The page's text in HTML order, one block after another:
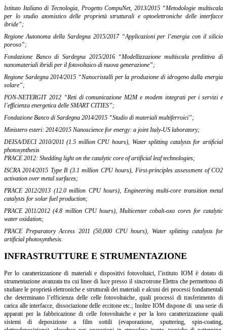
Istituto Italiano di Tecnologia, Progetto CompuNet, 2013/2015 “Metodologie multiscala
per lo studio atomistico delle proprietà strutturali e optoelettroniche delle interfacce
ibride”;
Regione Autonoma della Sardegna 2015/2017 “Applicazioni per l’energia con il silicio
poroso”;
Fondazione Banco di Sardegna 2015/2016 “Modellizzazione multiscala predittiva di
nanomateriali ibridi per il fotovoltaico di nuova generazione”;
Regione Sardegna 2014/2015 “Nanocristalli per la produzione di idrogeno dalla energia
solare”;
PON-NETERGIT 2012 “Reti di comunicazione M2M e modem integrati per i servizi e
l’efficienza energetica delle SMART CITIES”;
Fondazione Banco di Sardegna 2014/2015 “Studio di materiali multiferroici”;
Ministero esteri: 2014/2015 Nanoscience for energy: a joint Italy-US laboratory;
DEISA/DECI 2010/2011 (1.5 million CPU hours), Water splitting catalysts for artificial
photosynthesis
PRACE 2012: Shedding light on the catalytic core of artificial leaf technologies;
ISCRA 2014/2015 Type B (3.1 million CPU hours), First-principles assessment of CO2
activation over metal surfaces;
PRACE 2012/2013 (12.0 million CPU hours), Engineering multi-core transition metal
catalysts for solar fuel production;
PRACE 2011/2012 (4.8 million CPU hours), Multicenter cobalt-oxo cores for catalytic
water oxidation;
PRACE Preparatory Access 2011 (50,000 CPU hours), Water splitting catalysts for
artificial photosynthesis.
INFRASTRUTTURE E STRUMENTAZIONE
Per lo caratterizzazione di materiali e dispositivi fotovoltaici, l’istituto IOM è dotato di
strumentazione avanzata tra cui linee di luce presso il sincrotrone Elettra che permettono di
studiare le proprietà elettroniche e strutturali dei materiali e alcuni dei processi fondamentali
che determinano l’efficienza delle celle fotovoltaiche, quali processi di trasferimento di
carica alle interfacce, dissociazione delle eccitone etc.; Inoltre IOM dispone di una serie di
apparati per la fabbricazione di celle fotovoltaiche e per la loro caratterizzazione quali
sistemi di deposizione a film sottili (evaporazione, sputtering, spin-coating,